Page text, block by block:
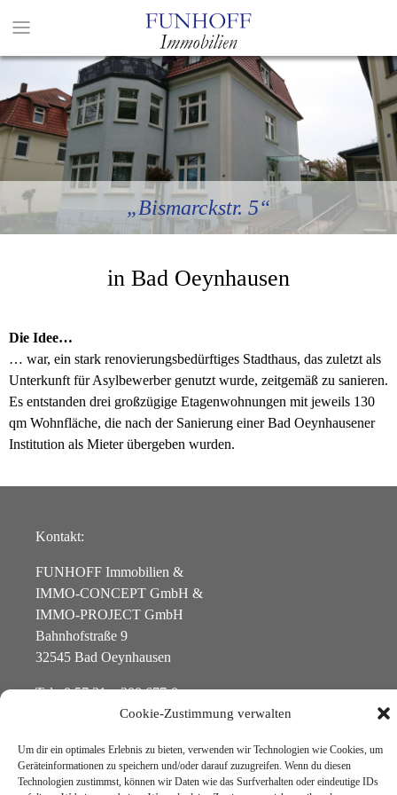
Cookie-Zustimmung verwalten
Um dir ein optimales Erlebnis zu bieten, verwenden wir Technologien wie Cookies, um
Geräteinformationen zu speichern und/oder darauf zuzugreifen. Wenn du diesen
Technologien zustimmst, können wir Daten wie das Surfverhalten oder eindeutige IDs
„Bismarckstr. 5“
in Bad Oeynhausen
Die Idee…
… war, ein stark renovierungsbedürftiges Stadthaus, das zuletzt als
Unterkunft für Asylbewerber genutzt wurde, zeitgemäß zu sanieren.
Es entstanden drei großzügige Etagenwohnungen mit jeweils 130
qm Wohnfläche, die nach der Sanierung einer Bad Oeynhausener
Institution als Mieter übergeben wurden.
Kontakt:
FUNHOFF Immobilien &
IMMO-CONCEPT GmbH &
IMMO-PROJECT GmbH
Bahnhofstraße 9
32545 Bad Oeynhausen
Tel.: 0 57 31 – 300 677-0
Fax: 0 57 31 – 300 677-1
Mail: info@funhoff-immobilien.de
Öffnungszeiten: